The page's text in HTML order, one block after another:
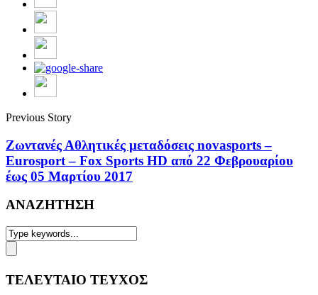
Previous Story
Ζωντανές Αθλητικές μεταδόσεις novasports –
Eurosport – Fox Sports HD από 22 Φεβρουαρίου
έως 05 Μαρτίου 2017
ΑΝΑΖΗΤΗΣΗ
ΤΕΛΕΥΤΑΙΟ ΤΕΥΧΟΣ